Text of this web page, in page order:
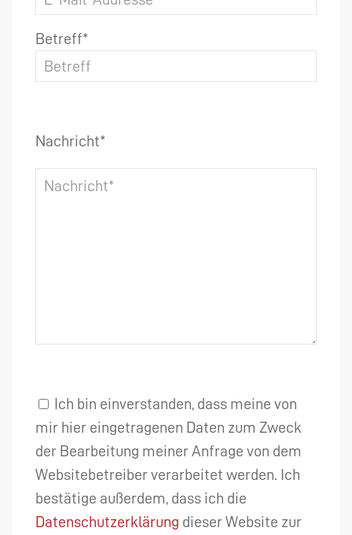
Betreff*
Nachricht*
Ich bin einverstanden, dass meine von
mir hier eingetragenen Daten zum Zweck
der Bearbeitung meiner Anfrage von dem
Websitebetreiber verarbeitet werden. Ich
bestätige außerdem, dass ich die
Datenschutzerklärung dieser Website zur